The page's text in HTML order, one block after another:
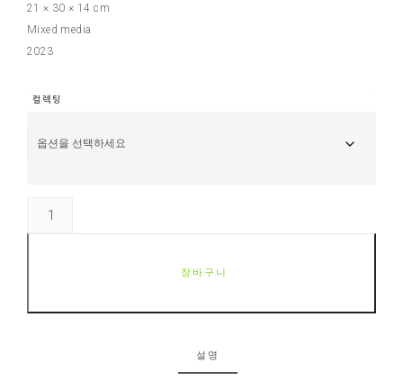
21 × 30 × 14 cm
Mixed media
2023
컬렉팅
장바구니
설명